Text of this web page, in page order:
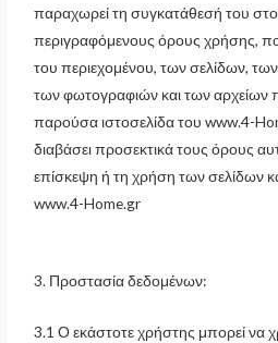
παραχωρεί τη συγκατάθεσή του
περιγραφόμενους όρους χρήσης,
του περιεχομένου, των σελίδων,
των φωτογραφιών και των αρχείων
παρούσα ιστοσελίδα του www.4-
διαβάσει προσεκτικά τους όρους
επίσκεψη ή τη χρήση των σελίδων
www.4-Home.gr
3. Προστασία δεδομένων:
3.1 Ο εκάστοτε χρήστης μπορεί να